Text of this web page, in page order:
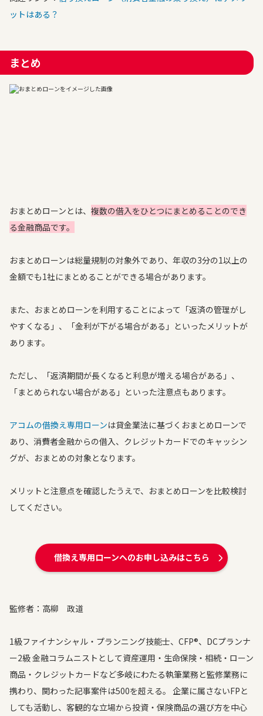
ットはある？
まとめ
おまとめローンとは、 複数の借入をひとつにまとめることのでき
る金融商品です。
おまとめローンは総量規制の対象外であり、年収の3分の1以上の
金額でも1社にまとめることができる場合があります。
また、おまとめローンを利用することによって「返済の管理がし
やすくなる」、「金利が下がる場合がある」といったメリットが
あります。
ただし、「返済期間が長くなると利息が増える場合がある」、
「まとめられない場合がある」といった注意点もあります。
アコムの借換え専用ローンは貸金業法に基づくおまとめローンで
あり、消費者金融からの借入、クレジットカードでのキャッシン
グが、おまとめの対象となります。
メリットと注意点を確認したうえで、おまとめローンを比較検討
してください。
借換え専用ローンへのお申し込みはこちら
監修者：高柳 政道
1級ファイナンシャル・プランニング技能士、CFP®、DCプランナ
ー2級 金融コラムニストとして資産運用・生命保険・相続・ローン
商品・クレジットカードなど多岐にわたる執筆業務と監修業務に
携わり、関わった記事案件は500を超える。 企業に属さないFPと
しても活動し、客観的な立場から投資・保険商品の選び方を中心